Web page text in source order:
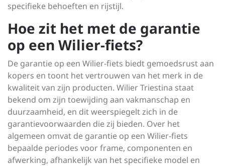
specifieke behoeften en rijstijl.
Hoe zit het met de garantie
op een Wilier-fiets?
De garantie op een Wilier-fiets biedt gemoedsrust aan
kopers en toont het vertrouwen van het merk in de
kwaliteit van zijn producten. Wilier Triestina staat
bekend om zijn toewijding aan vakmanschap en
duurzaamheid, en dit weerspiegelt zich in de
garantievoorwaarden die zij bieden. Over het
algemeen omvat de garantie op een Wilier-fiets
bepaalde periodes voor frame, componenten en
afwerking, afhankelijk van het specifieke model en